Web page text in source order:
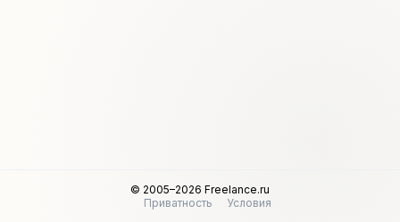
© 2005–2026 Freelance.ru
Приватность
Условия